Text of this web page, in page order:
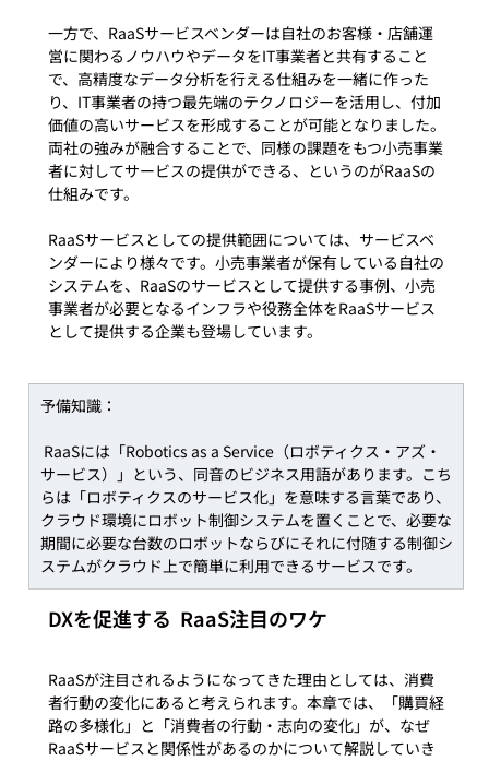
一方で、RaaSサービスベンダーは自社のお客様・店舗運
営に関わるノウハウやデータをIT事業者と共有すること
で、高精度なデータ分析を行える仕組みを一緒に作った
り、IT事業者の持つ最先端のテクノロジーを活用し、付加
価値の高いサービスを形成することが可能となりました。
両社の強みが融合することで、同様の課題をもつ小売事業
者に対してサービスの提供ができる、というのがRaaSの
仕組みです。
RaaSサービスとしての提供範囲については、サービスベ
ンダーにより様々です。小売事業者が保有している自社の
システムを、RaaSのサービスとして提供する事例、小売
事業者が必要となるインフラや役務全体をRaaSサービス
予備知識：
サービス）」という、同音のビジネス用語があります。こち
らは「ロボティクスのサービス化」を意味する言葉であり、
クラウド環境にロボット制御システムを置くことで、必要な
期間に必要な台数のロボットならびにそれに付随する制御シ
ステムがクラウド上で簡単に利用できるサービスです。
DXを促進する  RaaS注目のワケ
RaaSが注目されるようになってきた理由としては、消費
者行動の変化にあると考えられます。本章では、「購買経
路の多様化」と「消費者の行動・志向の変化」が、なぜ
RaaSサービスと関係性があるのかについて解説していき